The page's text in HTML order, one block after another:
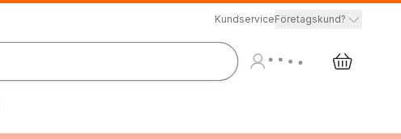
KundserviceFöretagskund?